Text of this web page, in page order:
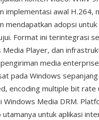
implementasi awal H.264,
adopsi
Format ini terintegrasi
Player, dan
media
pada Windows
encoding multiple bit rate
Media DRM.
untuk aplikasi